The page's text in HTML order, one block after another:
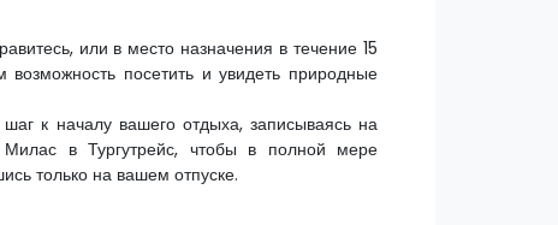
или в место назначения в течение 15
посетить и увидеть природные
к началу вашего отдыха, записываясь на
в Тургутрейс, чтобы в полной мере
только на вашем отпуске.